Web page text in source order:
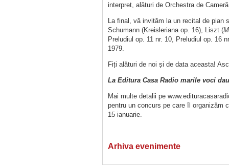
interpret, alături de Orchestra de
La final, vă invităm la un recital de pian
Schumann (Kreisleriana op. 16), Liszt (
Preludiul op. 11 nr. 10, Preludiul op. 16
1979.
Fiți alături de noi și de data aceasta!
La Editura Casa Radio marile voci
Mai multe detalii pe
pentru un concurs pe care îl organizăm
15 ianuarie.
Arhiva evenimente